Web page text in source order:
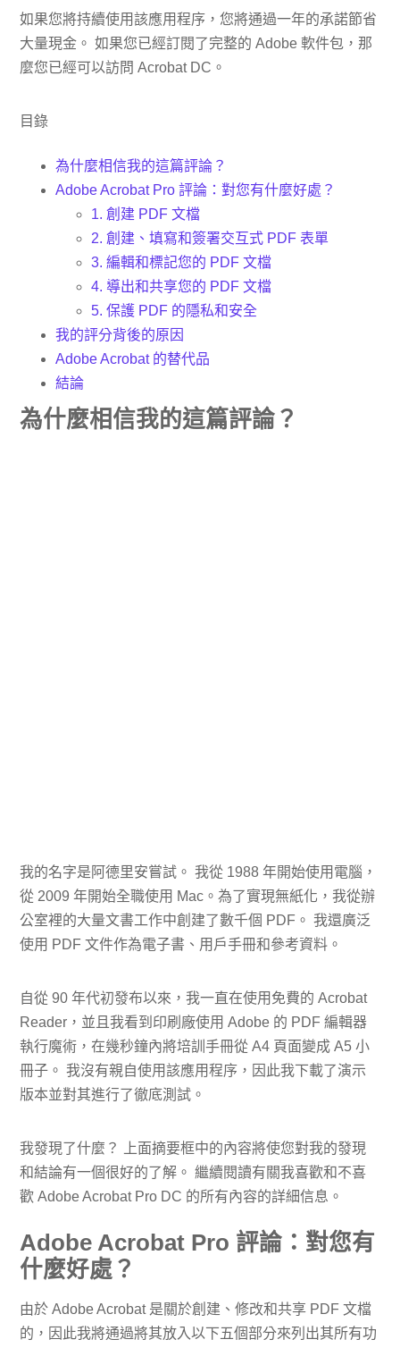
如果您將持續使用該應用程序，您將通過一年的承諾節省
大量現金。 如果您已經訂閱了完整的 Adob​​e 軟件包，那
麼您已經可以訪問 Acrobat DC。
目錄
為什麼相信我的這篇評論？
Adobe Acrobat Pro 評論：對您有什麼好處？
1. 創建 PDF 文檔
2. 創建、填寫和簽署交互式 PDF 表單
3. 編輯和標記您的 PDF 文檔
4. 導出和共享您的 PDF 文檔
5. 保護 PDF 的隱私和安全
我的評分背後的原因
Adobe Acrobat 的替代品
結論
為什麼相信我的這篇評論？
我的名字是阿德里安嘗試。 我從 1988 年開始使用電腦，
從 2009 年開始全職使用 Mac。為了實現無紙化，我從辦
公室裡的大量文書工作中創建了數千個 PDF。 我還廣泛
使用 PDF 文件作為電子書、用戶手冊和參考資料。
自從 90 年代初發布以來，我一直在使用免費的 Acrobat
Reader，並且我看到印刷廠使用 Adob​​e 的 PDF 編輯器
執行魔術，在幾秒鐘內將培訓手冊從 A4 頁面變成 A5 小
冊子。 我沒有親自使用該應用程序，因此我下載了演示
版本並對其進行了徹底測試。
我發現了什麼？ 上面摘要框中的內容將使您對我的發現
和結論有一個很好的了解。 繼續閱讀有關我喜歡和不喜
歡 Adob​​e Acrobat Pro DC 的所有內容的詳細信息。
Adobe Acrobat Pro 評論：對您有
什麼好處？
由於 Adob​​e Acrobat 是關於創建、修改和共享 PDF 文檔
的，因此我將通過將其放入以下五個部分來列出其所有功